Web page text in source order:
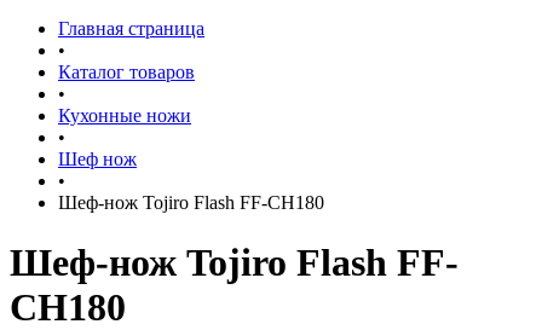
Главная страница
•
Каталог товаров
•
Кухонные ножи
•
Шеф нож
•
Шеф-нож Tojiro Flash FF-CH180
Шеф-нож Tojiro Flash FF-
CH180